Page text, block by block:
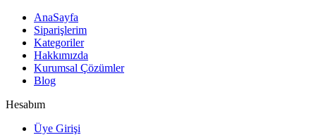
AnaSayfa
Siparişlerim
Kategoriler
Hakkımızda
Kurumsal Çözümler
Blog
Hesabım
Üye Girişi